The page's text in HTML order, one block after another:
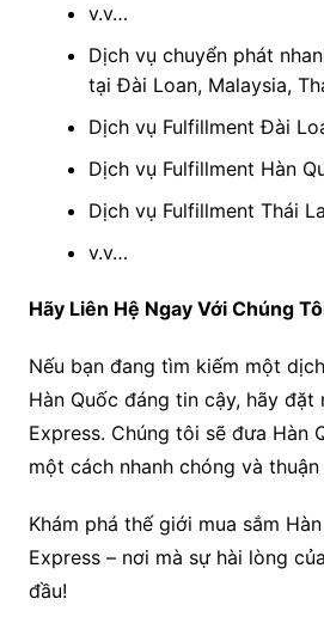
v.v…
Dịch vụ chuyển phát
tại Đài Loan, Malaysia,
Dịch vụ Fulfillment Đài
Dịch vụ Fulfillment Hàn
Dịch vụ Fulfillment Thái
v.v…
Hãy Liên Hệ Ngay Với Chúng
Nếu bạn đang tìm kiếm một
Hàn Quốc đáng tin cậy, hãy đặt
Express. Chúng tôi sẽ đưa Hàn
một cách nhanh chóng và
Khám phá thế giới mua sắm
Express – nơi mà sự hài lòng
đầu!